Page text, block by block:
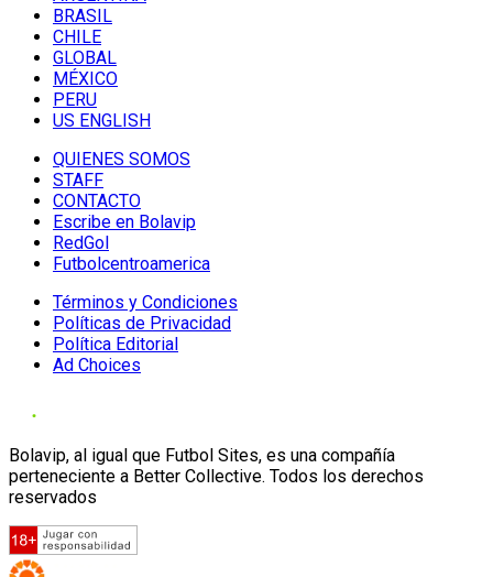
BRASIL
CHILE
GLOBAL
MÉXICO
PERU
US ENGLISH
QUIENES SOMOS
STAFF
CONTACTO
Escribe en Bolavip
RedGol
Futbolcentroamerica
Términos y Condiciones
Políticas de Privacidad
Política Editorial
Ad Choices
Bolavip, al igual que Futbol Sites, es una compañía
perteneciente a Better Collective. Todos los derechos
reservados